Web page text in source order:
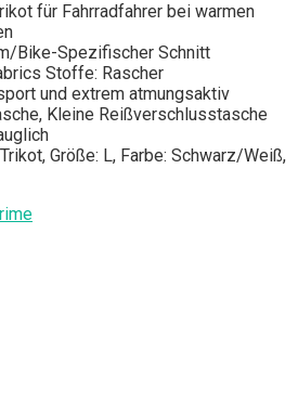
für Fahrradfahrer bei warmen
Bike-Spezifischer Schnitt
Stoffe: Rascher
und extrem atmungsaktiv
Kleine Reißverschlusstasche
Größe: L, Farbe: Schwarz/Weiß,